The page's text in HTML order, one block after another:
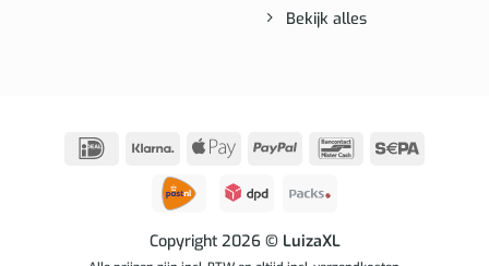
Bekijk alles
IDeal Klarna
Apple
PayPal BancontactSepa
Copyright 2026 © LuizaXL